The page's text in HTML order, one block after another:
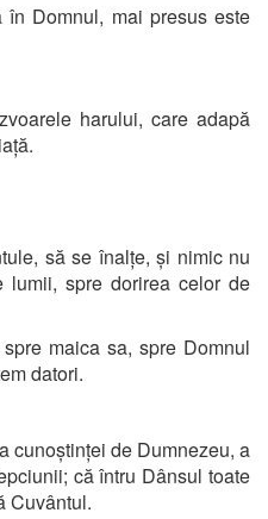
Domnul, mai presus este
harului, care adapă
să se înalțe, și nimic nu
lumii, spre dorirea celor de
maica sa, spre Domnul
datori.
cunoștinței de Dumnezeu, a
că întru Dânsul toate
Cuvântul.